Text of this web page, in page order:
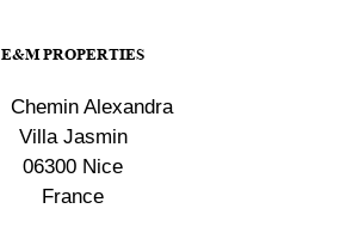
E&M PROPERTIES
Chemin Alexandra
Villa Jasmin
06300 Nice
France